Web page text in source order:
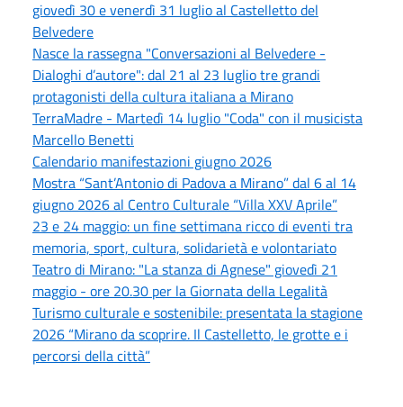
giovedì 30 e venerdì 31 luglio al Castelletto del
Belvedere
Nasce la rassegna "Conversazioni al Belvedere -
Dialoghi d’autore": dal 21 al 23 luglio tre grandi
protagonisti della cultura italiana a Mirano
TerraMadre - Martedì 14 luglio "Coda" con il musicista
Marcello Benetti
Calendario manifestazioni giugno 2026
Mostra “Sant’Antonio di Padova a Mirano” dal 6 al 14
giugno 2026 al Centro Culturale “Villa XXV Aprile”
23 e 24 maggio: un fine settimana ricco di eventi tra
memoria, sport, cultura, solidarietà e volontariato
Teatro di Mirano: "La stanza di Agnese" giovedì 21
maggio - ore 20.30 per la Giornata della Legalità
Turismo culturale e sostenibile: presentata la stagione
2026 “Mirano da scoprire. Il Castelletto, le grotte e i
percorsi della città”